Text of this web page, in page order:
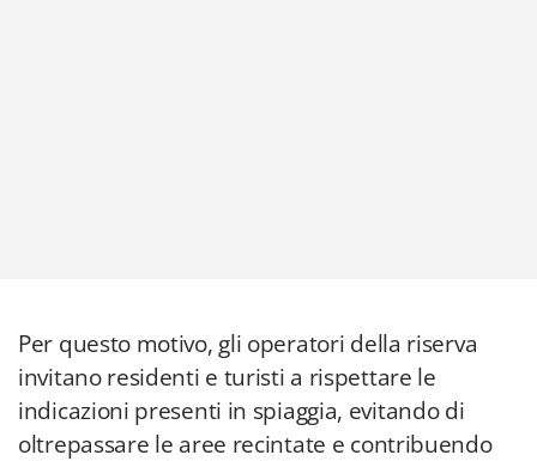
Per questo motivo, gli operatori della riserva
invitano residenti e turisti a rispettare le
indicazioni presenti in spiaggia, evitando di
oltrepassare le aree recintate e contribuendo